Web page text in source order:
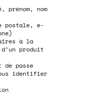
nom
postale, e-
à la
produit
passe
identifier